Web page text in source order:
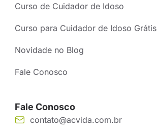
Curso de Cuidador de Idoso
Curso para Cuidador de Idoso Grátis
Novidade no Blog
Fale Conosco
Fale Conosco
contato@acvida.com.br